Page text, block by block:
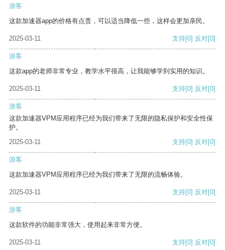
游客
这款加速器app的价格有点贵，可以适当降低一些，这样会更加亲民。
2025-03-11 支持[0] 反对[0]
游客
这款app的老师非常专业，教学水平很高，让我能够学到实用的知识。
2025-03-11 支持[0] 反对[0]
游客
这款加速器VPM应用程序已经为我们带来了无限的隐私保护和安全性保
护。
2025-03-11
支持[0] 反对[0]
游客
这款加速器VPM应用程序已经为我们带来了无限的流畅体验。
2025-03-11 支持[0] 反对[0]
游客
这款软件的功能非常强大，使用起来非常方便。
2025-03-11 支持[0] 反对[0]